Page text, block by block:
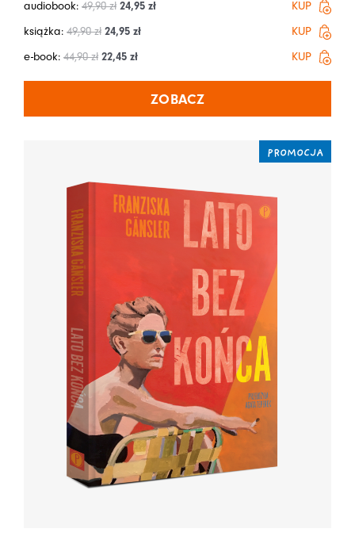
audiobook: 49,90zł 24,95 zł
KUP
książka: 49,90zł 24,95 zł
KUP
e-book: 44,90zł 22,45 zł KUP
ZOBACZ
PROMOCJA